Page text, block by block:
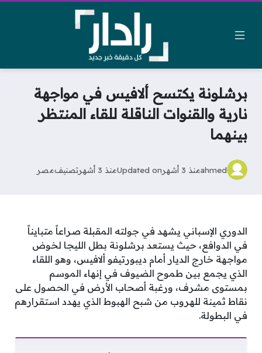
برشلونة يكتسح ألافيس في مواجهة
نارية والقنوات الناقلة للقاء المنتظر
بينهما
ahmedمنذ 3 أشهر Updated onمنذ 3 أشهر تصنيفمصر
الدوري الإسباني يشهد في جولته المقبلة صراعاً متبايناً
في الدوافع، حيث يستعد برشلونة بطل الليجا لخوض
مواجهة خارج الديار أمام ديبورتيفو ألافيس، وهو اللقاء
الذي يجمع بين طموح الضيوف في إنهاء الموسم
بمستوى مشرف، ورغبة أصحاب الأرض في الحصول على
نقاط ثمينة للهروب من شبح الهبوط الذي يهدد استقرارهم
في البطولة.